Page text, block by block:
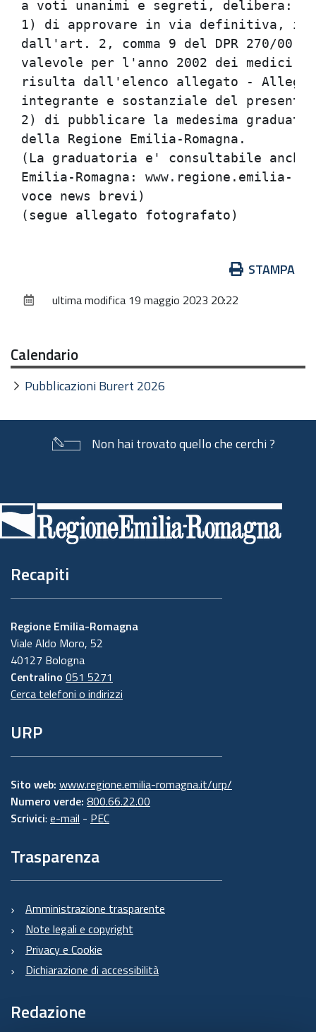
a voti unanimi
1) di approvare in via
dall'art. 2, comma 9 del
valevole per l'anno 2002 dei
risulta dall'elenco allegato -
integrante e
2) di pubblicare la medesima
della Regione
(La graduatoria e' consultabile
Emilia-Romagna:
voce
documento
STAMPA
ultima modifica 19 maggio 2023 20:22
Calendario
Pubblicazioni Burert 2026
Non hai trovato quello che cerchi ?
di
pagina
Recapiti
Regione Emilia-Romagna
Viale Aldo Moro, 52
40127 Bologna
Centralino 051 5271
Cerca telefoni o indirizzi
URP
Sito web: www.regione.emilia-romagna.it/urp/
Numero verde: 800.66.22.00
Scrivici: e-mail - PEC
Trasparenza
Amministrazione trasparente
Note legali e copyright
Privacy e Cookie
Dichiarazione di accessibilità
Redazione